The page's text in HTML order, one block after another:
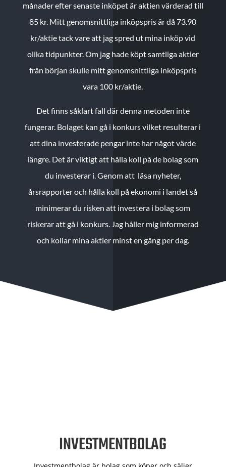
månader efter senaste inköpet är aktien värderad till
85 kr. Mitt genomsnittliga inköpspris är då 73.90
kr/aktie tack vare att jag spred ut mina inköp vid
olika tidpunkter. Om jag hade köpt samtliga aktier
från början skulle mitt genomsnittliga inköpspris
vara 100 kr/aktie.
Det finns såklart fall där denna metoden inte
fungerar. Bolaget kan gå i konkurs vilket resulterar i
att dina investerade pengar inte har något värde
längre. Det är viktigt att hålla koll på de bolag som
du investerar i. Genom att läsa nyheter,
årsrapporter och hålla koll på ekonomi i landet så
minimerar du risken att investera i bolag som
riskerar att gå i konkurs. Jag håller mig informerad
och kollar mina aktier minst en gång per dag.
INVESTMENTBOLAG